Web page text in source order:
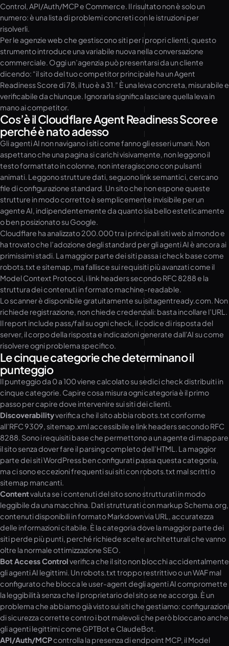
Control, API/Auth/MCP e Commerce. Il risultato non è solo un
numero: è una lista di problemi concreti con le istruzioni per
risolverli.
Per le agenzie web che gestiscono siti per i propri clienti, questo
strumento introduce una variabile nuova nella conversazione
commerciale. Oggi un’agenzia può presentarsi da un cliente
dicendo: “il sito del tuo competitor principale ha un Agent
Readiness Score di 78, il tuo è a 31.” È una leva concreta, misurabile e
verificabile da chiunque. Ignorarla significa lasciare quella leva in
mano ai competitor.
Cos’è il Cloudflare Agent Readiness Score e
perché è nato adesso
Gli agenti AI non navigano i siti come fanno gli esseri umani. Non
aspettano che una pagina si carichi visivamente, non leggono il
testo formattato in colonne, non interagiscono con pulsanti
animati. Leggono strutture dati, seguono link semantici, cercano
file di configurazione standard. Un sito che non espone queste
strutture in modo corretto è semplicemente invisibile per un
agente AI, indipendentemente da quanto sia bello esteticamente
o ben posizionato su Google.
Cloudflare ha analizzato 200.000 tra i principali siti web al mondo e
ha trovato che l’adozione degli standard per gli agenti AI è ancora ai
primissimi stadi. La maggior parte dei siti passa i check base come
robots.txt e sitemap, ma fallisce sui requisiti più avanzati come il
Model Context Protocol, i link headers secondo RFC 8288 e la
struttura dei contenuti in formato machine-readable.
Lo scanner è disponibile gratuitamente su isitagentready.com. Non
richiede registrazione, non chiede credenziali: basta incollare l’URL.
Il report include pass/fail su ogni check, il codice di risposta del
server, il corpo della risposta e indicazioni generate dall’AI su come
risolvere ogni problema specifico.
Le cinque categorie che determinano il
punteggio
Il punteggio da 0 a 100 viene calcolato su sedici check distribuiti in
cinque categorie. Capire cosa misura ogni categoria è il primo
passo per capire dove intervenire sui siti dei clienti.
Discoverabilityverifica che il sito abbia robots.txt conforme
all’RFC 9309, sitemap.xml accessibile e link headers secondo RFC
8288. Sono i requisiti base che permettono a un agente di mappare
il sito senza dover fare il parsing completo dell’HTML. La maggior
parte dei siti WordPress ben configurati passa questa categoria,
ma ci sono eccezioni frequenti sui siti con robots.txt mal scritti o
sitemap mancanti.
Contentvaluta se i contenuti del sito sono strutturati in modo
leggibile da una macchina. Dati strutturati con markup Schema.org,
contenuti disponibili in formato Markdown via URL, accuratezza
delle informazioni citabile. È la categoria dove la maggior parte dei
siti perde più punti, perché richiede scelte architetturali che vanno
oltre la normale ottimizzazione SEO.
Bot Access Controlverifica che il sito non blocchi accidentalmente
gli agenti AI legittimi. Un robots.txt troppo restrittivo o un WAF mal
configurato che blocca le user-agent degli agenti AI compromette
la leggibilità senza che il proprietario del sito se ne accorga. È un
problema che abbiamo già visto sui siti che gestiamo: configurazioni
di sicurezza corrette contro i bot malevoli che però bloccano anche
gli agenti legittimi come GPTBot e ClaudeBot.
API/Auth/MCPcontrolla la presenza di endpoint MCP, il Model